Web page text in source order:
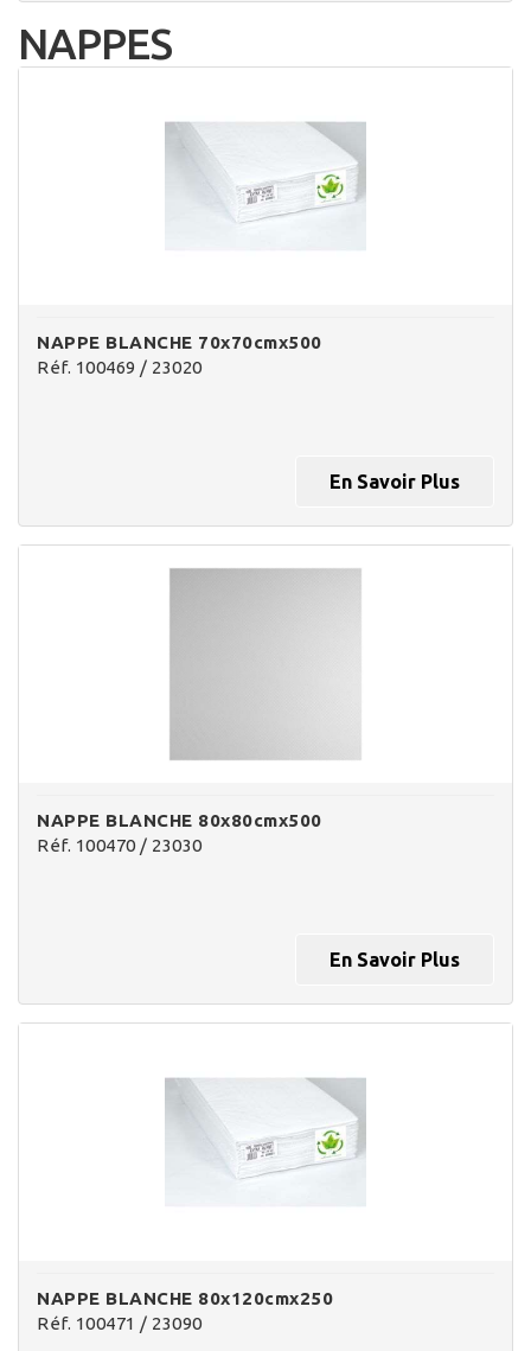
NAPPES
NAPPE BLANCHE 70x70cmx500
Réf. 100469 / 23020
En Savoir Plus
NAPPE BLANCHE 80x80cmx500
Réf. 100470 / 23030
En Savoir Plus
NAPPE BLANCHE 80x120cmx250
Réf. 100471 / 23090